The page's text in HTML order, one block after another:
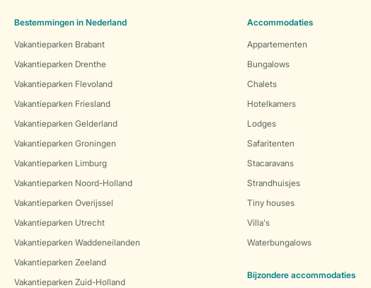
Bestemmingen in Nederland
Vakantieparken Brabant
Vakantieparken Drenthe
Vakantieparken Flevoland
Vakantieparken Friesland
Vakantieparken Gelderland
Vakantieparken Groningen
Vakantieparken Limburg
Vakantieparken Noord-Holland
Vakantieparken Overijssel
Vakantieparken Utrecht
Vakantieparken Waddeneilanden
Vakantieparken Zeeland
Vakantieparken Zuid-Holland
Accommodaties
Appartementen
Bungalows
Chalets
Hotelkamers
Lodges
Safaritenten
Stacaravans
Strandhuisjes
Tiny houses
Villa's
Waterbungalows
Bijzondere accommodaties